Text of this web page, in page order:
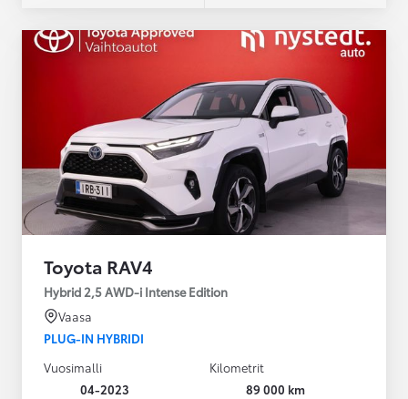
Toyota RAV4
Hybrid 2,5 AWD-i Intense Edition
Vaasa
PLUG-IN HYBRIDI
Vuosimalli
04-2023
Kilometrit
89 000 km